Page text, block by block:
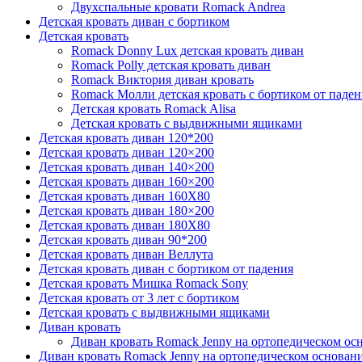
Двухспальные кровати Romack Andrea
Детcкая кровать диван с бортиком
Детская кровать
Romack Donny Lux детская кровать диван
Romack Polly детская кровать диван
Romack Виктория диван кровать
Romack Молли детская кровать с бортиком от
Детская кровать Romack Alisa
Детская кровать с выдвижными ящиками
Детская кровать диван 120*200
Детская кровать диван 120×200
Детская кровать диван 140×200
Детская кровать диван 160×200
Детская кровать диван 160Х80
Детская кровать диван 180×200
Детская кровать диван 180Х80
Детская кровать диван 90*200
Детская кровать диван Веллута
Детская кровать диван с бортиком от падения
Детская кровать Мишка Romack Sony
Детская кровать от 3 лет с бортиком
Детская кровать с выдвижными ящиками
Диван кровать
Диван кровать Romack Jenny на ортопедическом
Диван кровать Romack Jenny на ортопедическом